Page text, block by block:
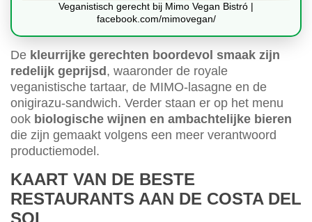
Veganistisch gerecht bij Mimo Vegan Bistró |
facebook.com/mimovegan/
De kleurrijke gerechten boordevol smaak zijn
redelijk geprijsd , waaronder de royale
veganistische tartaar, de MIMO-lasagne en de
onigirazu-sandwich. Verder staan er op het menu
ook biologische wijnen en ambachtelijke bieren
die zijn gemaakt volgens een meer verantwoord
productiemodel.
KAART VAN DE BESTE
RESTAURANTS AAN DE COSTA DEL
SOL